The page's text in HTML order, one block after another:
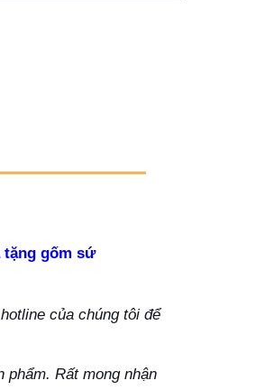
tặng gốm sứ
của chúng tôi để
Rất mong nhận